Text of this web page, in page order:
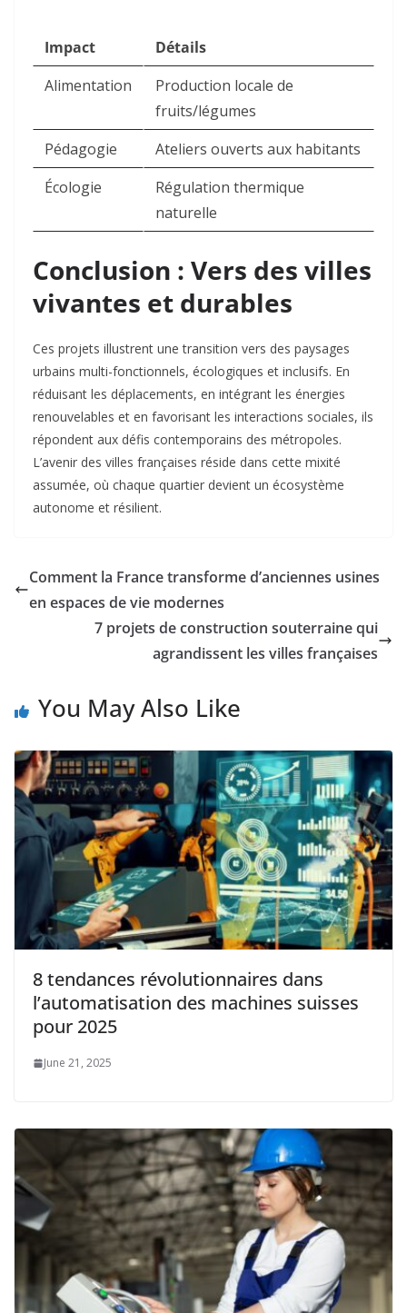
Impact
Détails
Alimentation
Production locale de
fruits/légumes
Pédagogie
Ateliers ouverts aux habitants
Écologie
Régulation thermique
naturelle
Conclusion : Vers des villes
vivantes et durables
Ces projets illustrent une transition vers des paysages
urbains multi-fonctionnels, écologiques et inclusifs. En
réduisant les déplacements, en intégrant les énergies
renouvelables et en favorisant les interactions sociales, ils
répondent aux défis contemporains des métropoles.
L’avenir des villes françaises réside dans cette mixité
assumée, où chaque quartier devient un écosystème
autonome et résilient.
Comment la France transforme d’anciennes usines
en espaces de vie modernes
7 projets de construction souterraine qui
agrandissent les villes françaises
You May Also Like
8 tendances révolutionnaires dans
l’automatisation des machines suisses
pour 2025
June 21, 2025